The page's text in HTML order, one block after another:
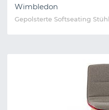
Wimbledon
Gepolsterte Softseating